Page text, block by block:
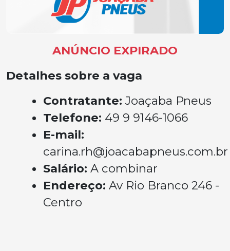
ANÚNCIO EXPIRADO
Detalhes sobre a vaga
Contratante: Joaçaba Pneus
Telefone: 49 9 9146-1066
E-mail:
carina.rh@joacabapneus.com.br
Salário: A combinar
Endereço: Av Rio Branco 246 -
Centro